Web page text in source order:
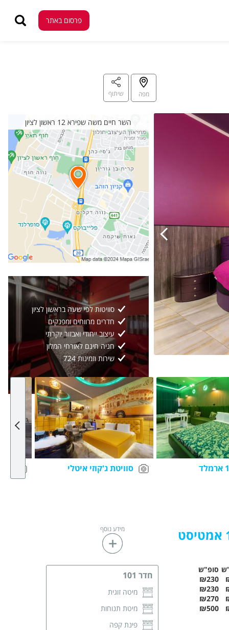
פרסום באתר
חדר 101 אמטיסט 2/4
סוויטת ג'קוזי איטלי
סוויטות לפי שעה בראשון לציון
חדרים מרווחים ומפנקים
עיצוב ייחודי ואבזור יוקרתי
חניה חינם לאורחי המלון
שירות וזמינות 724
מפה שיתוף
סופ"ש
₪230
₪230
₪270
₪500
חדר 101
מיטה זוגית
מיטת תנוחות
פינת קפה
מידע נוסף
השר חיים משה שפירא 12 ראשון לציון